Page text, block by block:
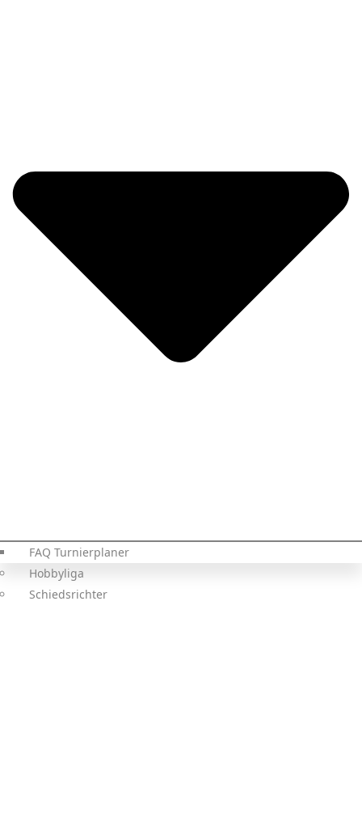
FAQ Turnierplaner
Hobbyliga
Schiedsrichter